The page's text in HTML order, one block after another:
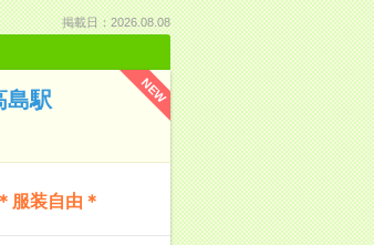
掲載日：2026.08.08
NEW
島駅
服装自由＊